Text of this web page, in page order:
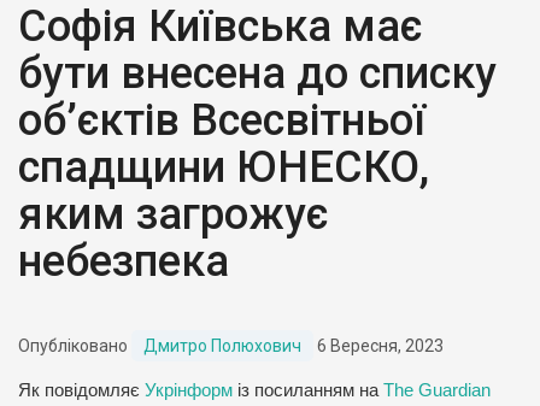
Софія Київська має
бути внесена до списку
об’єктів Всесвітньої
спадщини ЮНЕСКО,
яким загрожує
небезпека
Опубліковано Дмитро Полюхович 6 Вересня, 2023
Як повідомляє Укрінформ із посиланням на The Guardian